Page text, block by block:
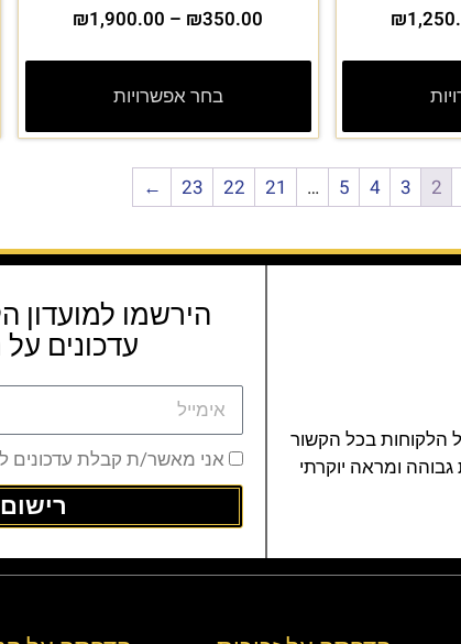
₪
₪350.00
–
₪1,900.00
בחר אפשרויות
2
3
4
5
…
21
22
23
←
הלקוחות בכל הקשור
ומראה יוקרתי
הירשמו למועדון
עדכונים
אני מאשר/ת קבלת עדכונים